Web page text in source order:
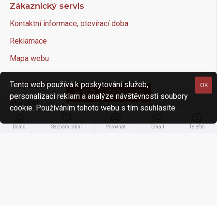
Zákaznický servis
Kontaktní informace, otevírací doba
Reklamace
Mapa webu
Můj účet
Můj účet
Domů Seznam přání Porovnat Email Telefon
OK
Tento web používá k poskytování služeb,
personalizaci reklam a analýze návštěvnosti soubory
cookie. Používáním tohoto webu s tím souhlasíte.
FILTROVAT PRODUKTY